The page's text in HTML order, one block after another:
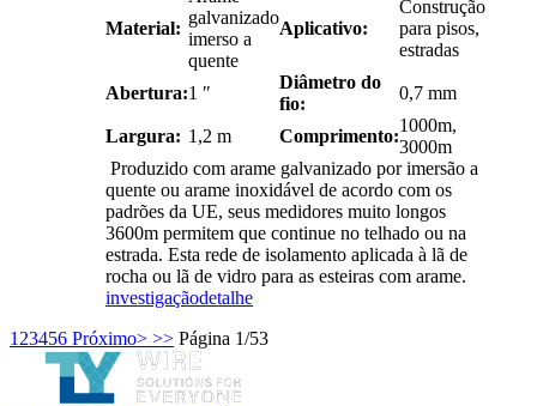
Material:
galvanizado
imerso a
quente
Aplicativo:
Construção
para pisos,
estradas
Abertura:1 ″
Diâmetro do
fio:
0,7 mm
Largura: 1,2 m Comprimento:
1000m,
3000m
Produzido com arame galvanizado por imersão a
quente ou arame inoxidável de acordo com os
padrões da UE, seus medidores muito longos
3600m permitem que continue no telhado ou na
estrada. Esta rede de isolamento aplicada à lã de
rocha ou lã de vidro para as esteiras com arame.
investigaçãodetalhe
1 23456 Próximo> >> Página 1/53